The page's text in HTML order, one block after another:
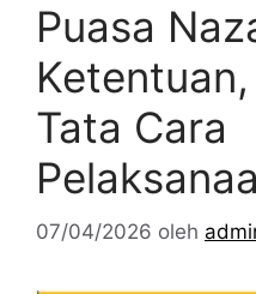
Puasa
Tata Cara
07/04/2026 oleh